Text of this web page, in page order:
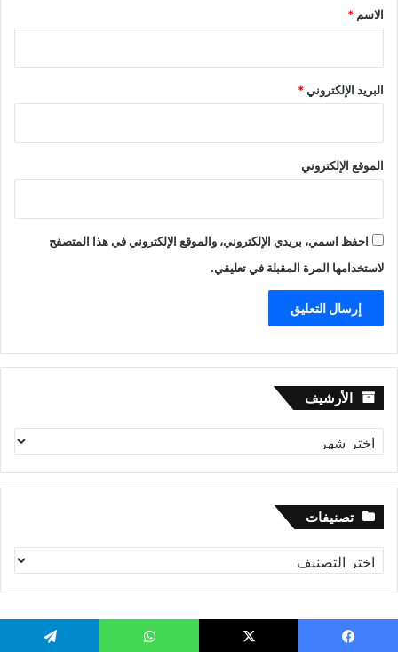
*
الاسم *
البريد الإلكتروني*
الموقع الإلكتروني
احفظ اسمي، بريدي الإلكتروني، والموقع الإلكتروني في هذا المتصفح
لاستخدامها المرة المقبلة في تعليقي.
الأرشيف الأرشيف
تصنيفات
تصنيفات